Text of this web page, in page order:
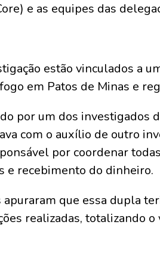
e as equipes das
estão vinculados a
em Patos de Minas e
por um dos investigados
com o auxílio de outro
por coordenar
e recebimento do dinheiro.
que essa dupla
realizadas, totalizando